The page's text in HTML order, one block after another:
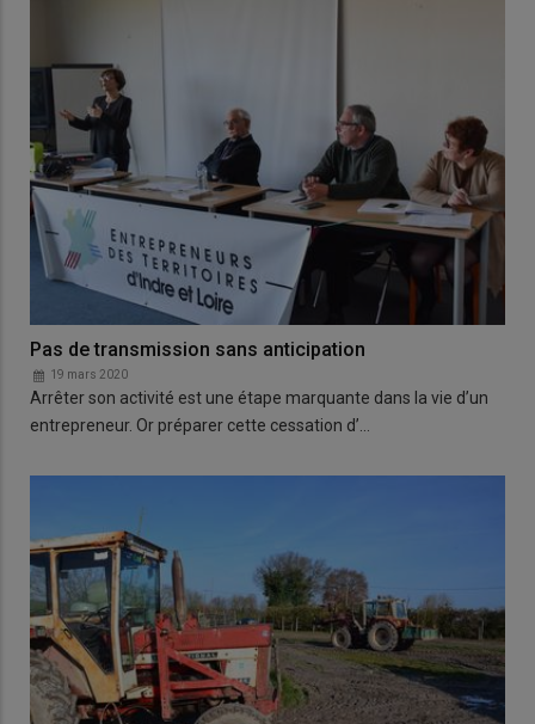
Pas de transmission sans anticipation
19 mars 2020
Arrêter son activité est une étape marquante dans la vie d’un
entrepreneur. Or préparer cette cessation d’…